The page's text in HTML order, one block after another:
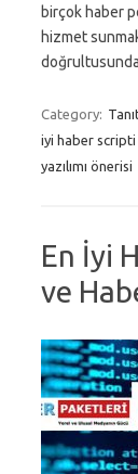
birçok haber
hizmet
Category:
iyi haber scripti
yazılımı önerisi
En İyi
ve